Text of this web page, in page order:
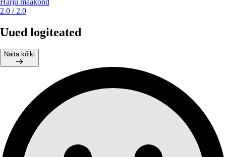
2.0 / 2.0
Uued logiteated
Näita kõiki